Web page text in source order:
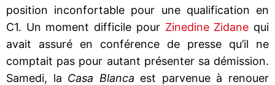
position inconfortable pour une qualification en
C1. Un moment difficile pour Zinedine Zidane qui
avait assuré en conférence de presse qu’il ne
comptait pas pour autant présenter sa démission.
Samedi, la Casa Blanca est parvenue à renouer